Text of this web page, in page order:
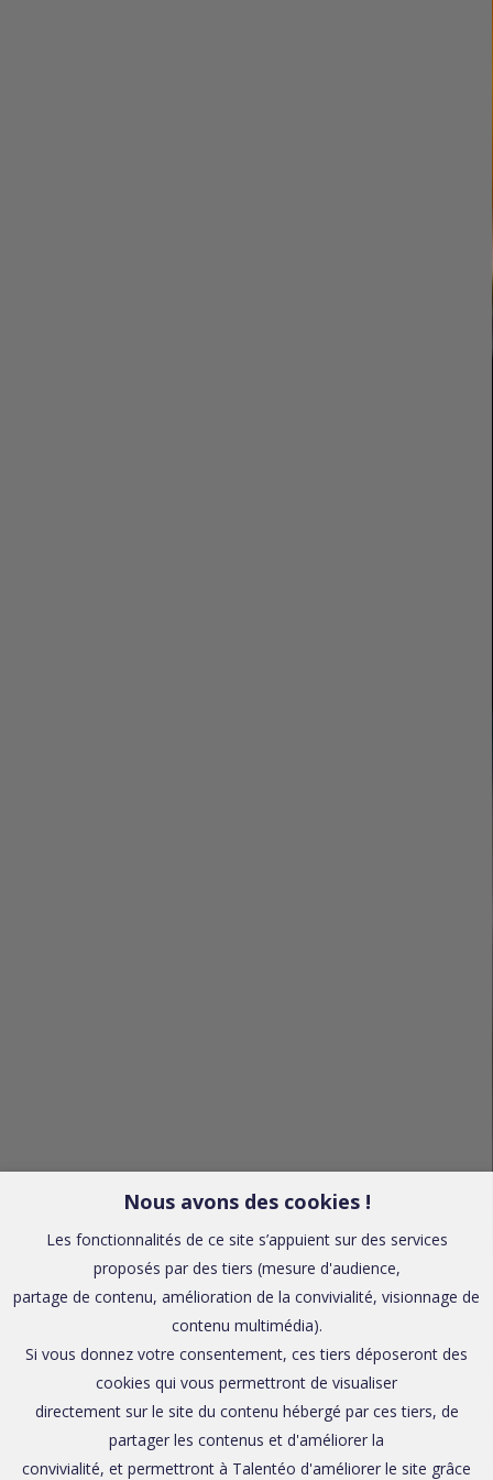
Nous avons des cookies !
Les fonctionnalités de ce site s’appuient sur des services
proposés par des tiers (mesure d'audience,
partage de contenu, amélioration de la convivialité, visionnage de
contenu multimédia).
Si vous donnez votre consentement, ces tiers déposeront des
cookies qui vous permettront de visualiser
directement sur le site du contenu hébergé par ces tiers, de
partager les contenus et d'améliorer la
convivialité, et permettront à Talentéo d'améliorer le site grâce